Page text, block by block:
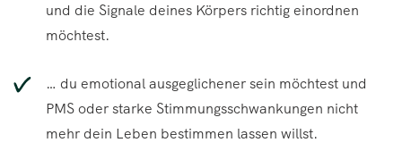
und die Signale deines Körpers richtig einordnen
möchtest.
… du emotional ausgeglichener sein möchtest und
PMS oder starke Stimmungsschwankungen nicht
mehr dein Leben bestimmen lassen willst.